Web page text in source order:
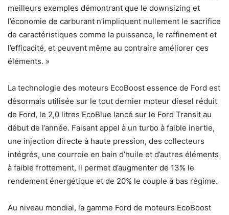
meilleurs exemples démontrant que le downsizing et
l’économie de carburant n’impliquent nullement le sacrifice
de caractéristiques comme la puissance, le raffinement et
l’efficacité, et peuvent même au contraire améliorer ces
éléments. »
La technologie des moteurs EcoBoost essence de Ford est
désormais utilisée sur le tout dernier moteur diesel réduit
de Ford, le 2,0 litres EcoBlue lancé sur le Ford Transit au
début de l’année. Faisant appel à un turbo à faible inertie,
une injection directe à haute pression, des collecteurs
intégrés, une courroie en bain d’huile et d’autres éléments
à faible frottement, il permet d’augmenter de 13% le
rendement énergétique et de 20% le couple à bas régime.
Au niveau mondial, la gamme Ford de moteurs EcoBoost